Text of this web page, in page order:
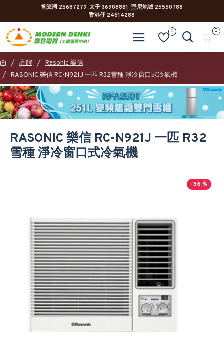
筲箕灣 25687273 太子 36908881 堅尼地城 25550788
香港仔 24614288
0 0
品牌
Rasonic 樂信
RASONIC 樂信 RC-N921J 一匹 R32雪種 淨冷窗口式冷氣機
RASONIC 樂信 RC-N921J 一匹 R32
雪種 淨冷窗口式冷氣機
-36 %